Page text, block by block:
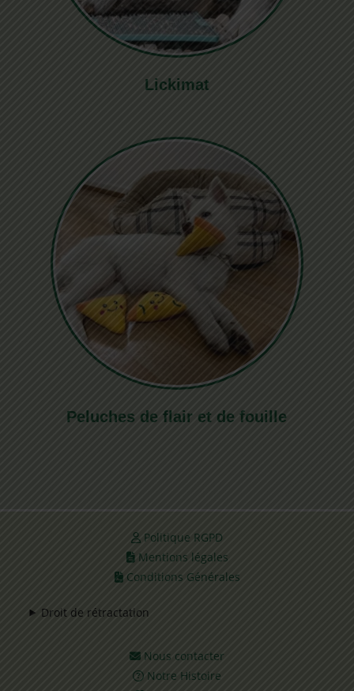
Lickimat
Peluches de flair et de fouille
Politique RGPD
Mentions légales
Conditions Générales
Droit de rétractation
Nous contacter
Notre Histoire